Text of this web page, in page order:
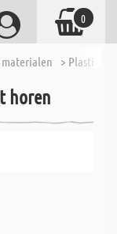
materialen > Plastic
horen
zoals
biedt u hier
voor de
zagen, zonder
hoeft te
0